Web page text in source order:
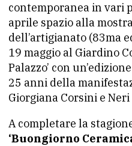
contemporanea in vari
aprile spazio alla
dell’artigianato (83ma
19 maggio al Giardino
Palazzo’ con
25 anni della
Giorgiana Corsini e
A completare la
‘Buongiorno